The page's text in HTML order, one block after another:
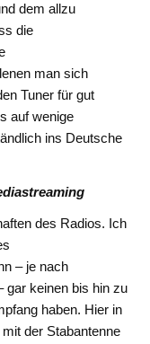
dem allzu
die
man sich
Tuner für gut
auf wenige
ins Deutsche
des Radios. Ich
– je nach
gar keinen bis hin zu
haben. Hier in
der Stabantenne